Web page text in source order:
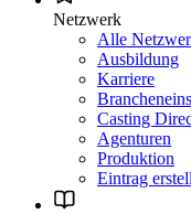
Netzwerk
Alle
Ausbildung
Karriere
Casting
Agenturen
Produktion
Eintrag